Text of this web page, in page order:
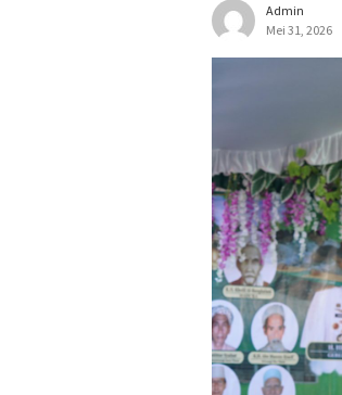
Admin
Mei 31, 2026